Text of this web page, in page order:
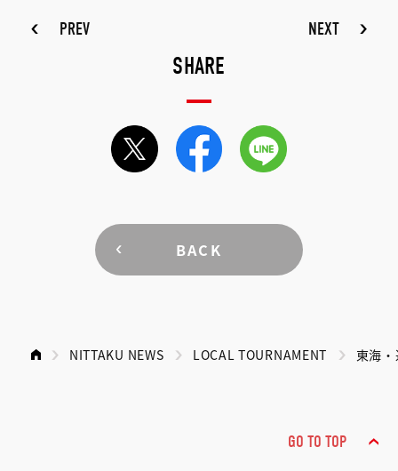
PREV NEXT
SHARE
BACK
NITTAKU NEWS LOCAL TOURNAMENT 東海
GO TO TOP